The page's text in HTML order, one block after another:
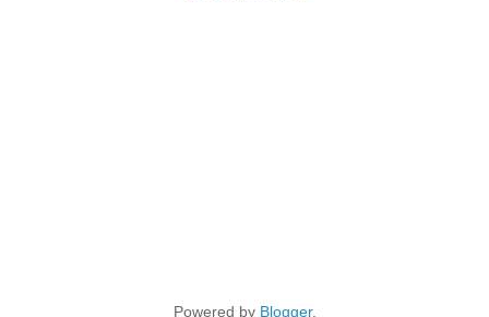
Powered by Blogger.